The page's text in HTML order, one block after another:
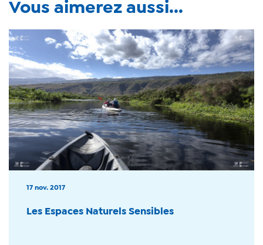
Vous aimerez aussi...
17 nov. 2017
Les Espaces Naturels Sensibles